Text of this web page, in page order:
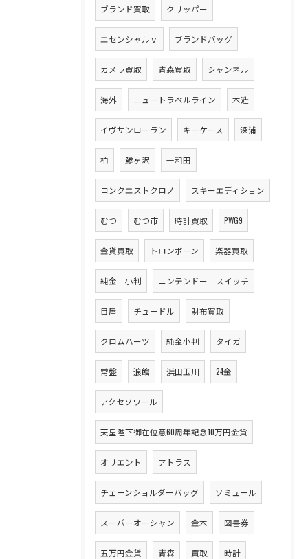
ブランド買取 クリッパー
エセンシャルｖ ブランドバッグ
カメラ買取 青森買取 シャンネル
海外 ニュートラベルライン 木造
イヴサンローラン キーケース 深浦
柏 鯵ヶ沢 十和田
コンクエストクロノ スキーエディション
むつ むつ市 時計買取 PWG9
金貨買取 トロンボーン 楽器買取
純金 小判 ニンテンドー スイッチ
目屋 チュードル 財布買取
クロムハーツ 純金小判 タイガ
常盤 浪館 浜田玉川 24金
アクセソワール
天皇陛下御在位意60周年記念10万円金貨
オリエント アトラス
チェーンショルダーバッグ ソミュール
スーパーオーシャン 金木 図書券
五万円金貨 青森 買取 時計